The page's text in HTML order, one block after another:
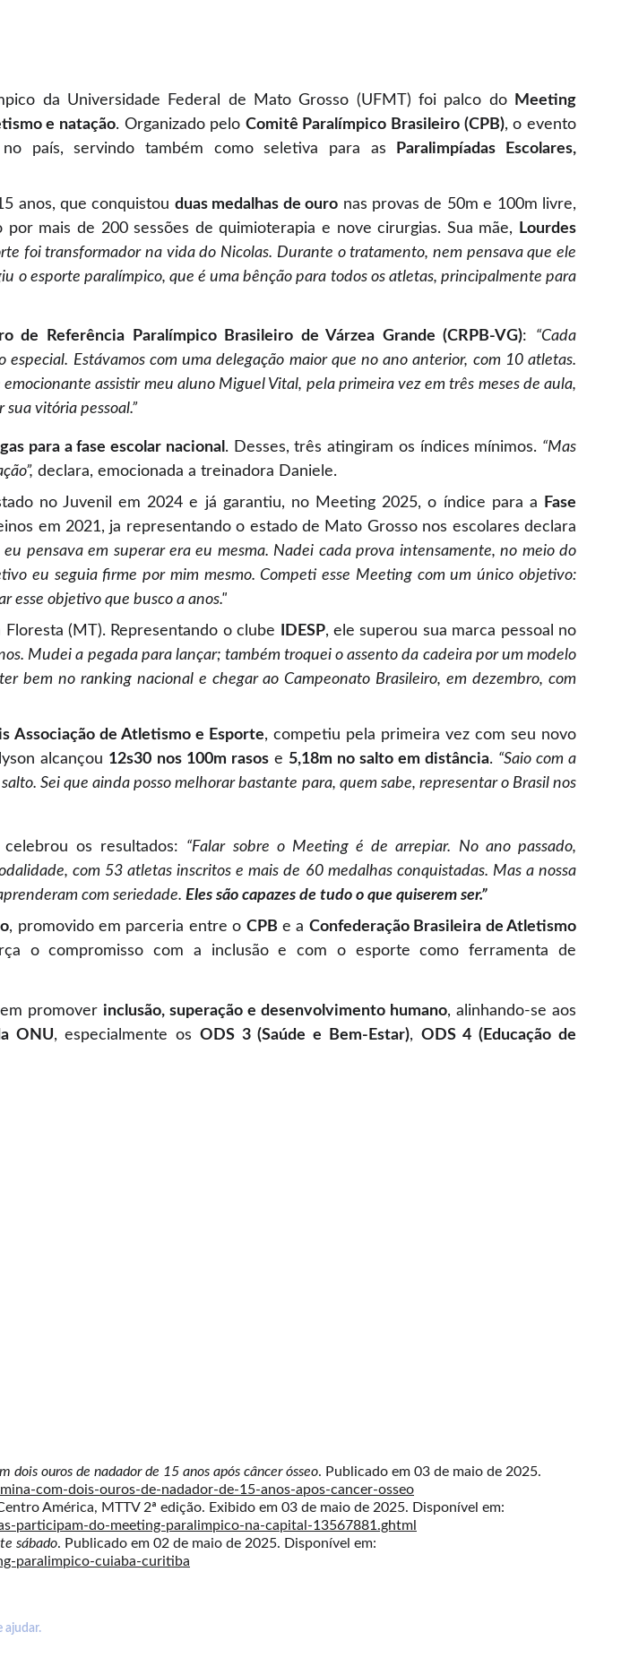
da Universidade Federal de Mato Grosso (UFMT) foi palco do
Meeting
e natação. Organizado pelo Comitê Paralímpico Brasileiro (CPB), o evento
país, servindo também como seletiva para as
Paralimpíadas Escolares,
anos, que conquistou duas medalhas de ouro nas provas de 50m e 100m livre,
mais de 200 sessões de quimioterapia e nove cirurgias. Sua mãe,
Lourdes
foi transformador na vida do Nicolas. Durante o tratamento, nem pensava que ele
o esporte paralímpico, que é uma bênção para todos os atletas, principalmente para
de Referência Paralímpico Brasileiro de Várzea Grande (CRPB-VG): “Cada
Estávamos com uma delegação maior que no ano anterior, com 10 atletas.
assistir meu aluno Miguel Vital, pela primeira vez em três meses de aula,
vitória pessoal.”
para a fase escolar nacional . Desses, três atingiram os índices mínimos. “Mas
declara, emocionada a treinadora Daniele.
no Juvenil em 2024 e já garantiu, no Meeting 2025, o índice para a
Fase
em 2021, ja representando o estado de Mato Grosso nos escolares declara
pensava em superar era eu mesma. Nadei cada prova intensamente, no meio do
eu seguia firme por mim mesmo. Competi esse Meeting com um único objetivo:
esse objetivo que busco a anos."
(MT). Representando o clube IDESP, ele superou sua marca pessoal no
Mudei a pegada para lançar; também troquei o assento da cadeira por um modelo
bem no ranking nacional e chegar ao Campeonato Brasileiro, em dezembro, com
Associação de Atletismo e Esporte, competiu pela primeira vez com seu novo
alcançou 12s30 nos 100m rasose 5,18m no salto em distância. “Saio com a
Sei que ainda posso melhorar bastante para, quem sabe, representar o Brasil nos
os resultados: “Falar sobre o Meeting é de arrepiar. No ano passado,
com 53 atletas inscritos e mais de 60 medalhas conquistadas. Mas a nossa
com seriedade. Eles são capazes de tudo o que quiserem ser.”
, promovido em parceria entre o CPB e a Confederação Brasileira de Atletismo
o compromisso com a inclusão e com o esporte como ferramenta de
promover inclusão, superação e desenvolvimento humano, alinhando-se aos
ONU, especialmente os ODS 3 (Saúde e Bem-Estar), ODS 4 (Educação de
ouros de nadador de 15 anos após câncer ósseo. Publicado em 03 de maio de 2025.
com-dois-ouros-de-nadador-de-15-anos-apos-cancer-osseo
América, MTTV 2ª edição. Exibido em 03 de maio de 2025. Disponível em:
do-meeting-paralimpico-na-capital-13567881.ghtml
sábado. Publicado em 02 de maio de 2025. Disponível em:
paralimpico-cuiaba-curitiba
ajudar.